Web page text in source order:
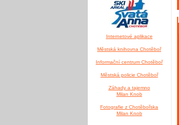
Internetové aplikace
Městská knihovna Chotěboř
Informační centrum Chotěboř
Městská policie Chotěboř
Záhady a tajemno
Milan Knob
Fotografie z Chotěbořska
Milan Knob